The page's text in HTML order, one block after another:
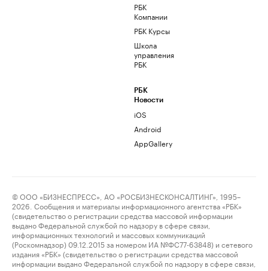
РБК
Компании
РБК Курсы
Школа
управления
РБК
РБК
Новости
iOS
Android
AppGallery
© ООО «БИЗНЕСПРЕСС», АО «РОСБИЗНЕСКОНСАЛТИНГ», 1995–
2026. Сообщения и материалы информационного агентства «РБК»
(свидетельство о регистрации средства массовой информации
выдано Федеральной службой по надзору в сфере связи,
информационных технологий и массовых коммуникаций
(Роскомнадзор) 09.12.2015 за номером ИА №ФС77-63848) и сетевого
издания «РБК» (свидетельство о регистрации средства массовой
информации выдано Федеральной службой по надзору в сфере связи,